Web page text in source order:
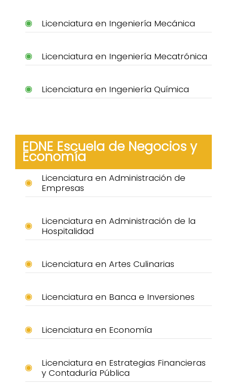
Licenciatura en Ingeniería Mecánica
Licenciatura en Ingeniería Mecatrónica
Licenciatura en Ingeniería Química
EDNE Escuela de Negocios y
Economía
Licenciatura en Administración de
Empresas
Licenciatura en Administración de la
Hospitalidad
Licenciatura en Artes Culinarias
Licenciatura en Banca e Inversiones
Licenciatura en Economía
Licenciatura en Estrategias Financieras
y Contaduría Pública